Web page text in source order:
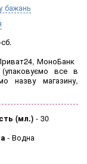
бажань
МоноБанк
(упаковуємо все в
назву магазину,
(мл.) - 30
- Водна